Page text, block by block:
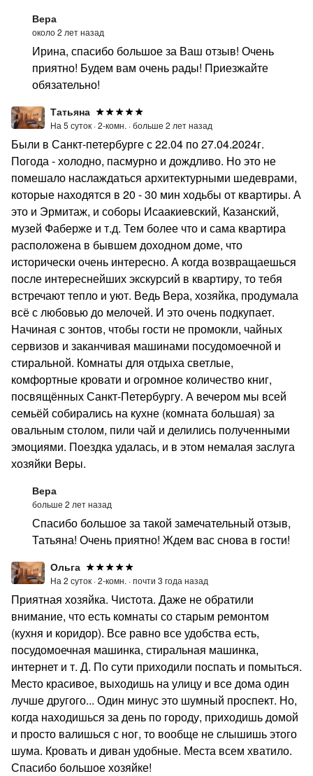
Вера
около 2 лет назад
Ирина, спасибо большое за Ваш отзыв! Очень
приятно! Будем вам очень рады! Приезжайте
обязательно!
Татьяна
На 5 суток ·2-комн. ·больше 2 лет назад
Были в Санкт-петербурге с 22.04 по 27.04.2024г.
Погода - холодно, пасмурно и дождливо. Но это не
помешало наслаждаться архитектурными шедеврами,
которые находятся в 20 - 30 мин ходьбы от квартиры. А
это и Эрмитаж, и соборы Исаакиевский, Казанский,
музей Фаберже и т.д. Тем более что и сама квартира
расположена в бывшем доходном доме, что
исторически очень интересно. А когда возвращаешься
после интереснейших экскурсий в квартиру, то тебя
встречают тепло и уют. Ведь Вера, хозяйка, продумала
всё с любовью до мелочей. И это очень подкупает.
Начиная с зонтов, чтобы гости не промокли, чайных
сервизов и заканчивая машинами посудомоечной и
стиральной. Комнаты для отдыха светлые,
комфортные кровати и огромное количество книг,
посвящённых Санкт-Петербургу. А вечером мы всей
семьёй собирались на кухне (комната большая) за
овальным столом, пили чай и делились полученными
эмоциями. Поездка удалась, и в этом немалая заслуга
хозяйки Веры.
Вера
больше 2 лет назад
Спасибо большое за такой замечательный отзыв,
Татьяна! Очень приятно! Ждем вас снова в гости!
Ольга
На 2 суток ·2-комн. ·почти 3 года назад
Приятная хозяйка. Чистота. Даже не обратили
внимание, что есть комнаты со старым ремонтом
(кухня и коридор). Все равно все удобства есть,
посудомоечная машинка, стиральная машинка,
интернет и т. Д. По сути приходили поспать и помыться.
Место красивое, выходишь на улицу и все дома один
лучше другого... Один минус это шумный проспект. Но,
когда находишься за день по городу, приходишь домой
и просто валишься с ног, то вообще не слышишь этого
шума. Кровать и диван удобные. Места всем хватило.
Спасибо большое хозяйке!